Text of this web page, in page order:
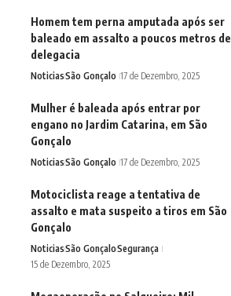
Homem tem perna amputada após ser
baleado em assalto a poucos metros de
delegacia
NoticiasSão Gonçalo 17 de Dezembro, 2025
Mulher é baleada após entrar por
engano no Jardim Catarina, em São
Gonçalo
NoticiasSão Gonçalo 17 de Dezembro, 2025
Motociclista reage a tentativa de
assalto e mata suspeito a tiros em São
Gonçalo
NoticiasSão GonçaloSegurança
15 de Dezembro, 2025